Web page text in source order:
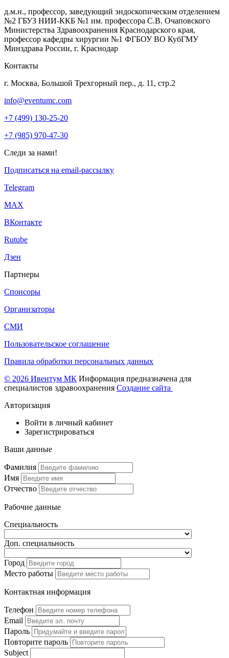
д.м.н., профессор, заведующий эндоскопическим отделением
№2 ГБУЗ НИИ‑ККБ №1 им. профессора С.В. Очаповского
Министерства Здравоохранения Краснодарского края,
профессор кафедры хирургии №1 ФГБОУ ВО КубГМУ
Минздрава России, г. Краснодар
Контакты
г. Москва, Большой Трехгорный пер., д. 11, стр.2
info@eventumc.com
+7 (499) 130-25-20
+7 (985) 970-47-30
Следи за нами!
Подписаться на email-рассылку
Telegram
МАХ
ВКонтакте
Rutube
Дзен
Партнеры
Спонсоры
Организаторы
СМИ
Пользовательское соглашение
Правила обработки персональных данных
© 2026 Ивентум МК Информация предназначена для
специалистов здравоохранения Создание сайта
Авторизация
Войти в личный кабинет
Зарегистрироваться
Ваши данные
Фамилия
Имя
Отчество
Рабочие данные
Специальность
Доп. специальность
Город
Место работы
Контактная информация
Телефон
Email
Пароль
Повторите пароль
Subject